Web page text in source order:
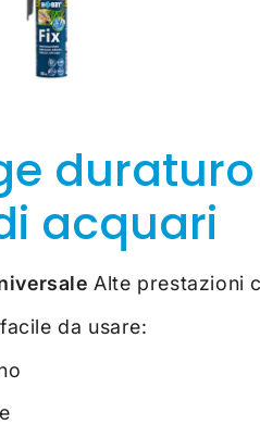
acquari
Alte prestazioni
da usare: